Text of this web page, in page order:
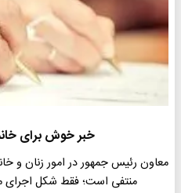
خبر خوش برای
منتفی است؛ فقط شکل اجرای